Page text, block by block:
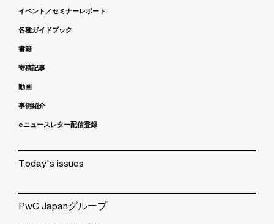
イベント／セミナーレポート
各種ガイドブック
書籍
寄稿記事
動画
事例紹介
eニュースレター配信登録
Today's issues
PwC Japanグループ